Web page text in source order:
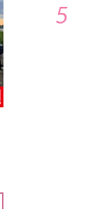
5